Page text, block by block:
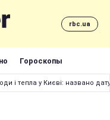
rbc.ua
Гороскопы
і тепла у Києві: названо